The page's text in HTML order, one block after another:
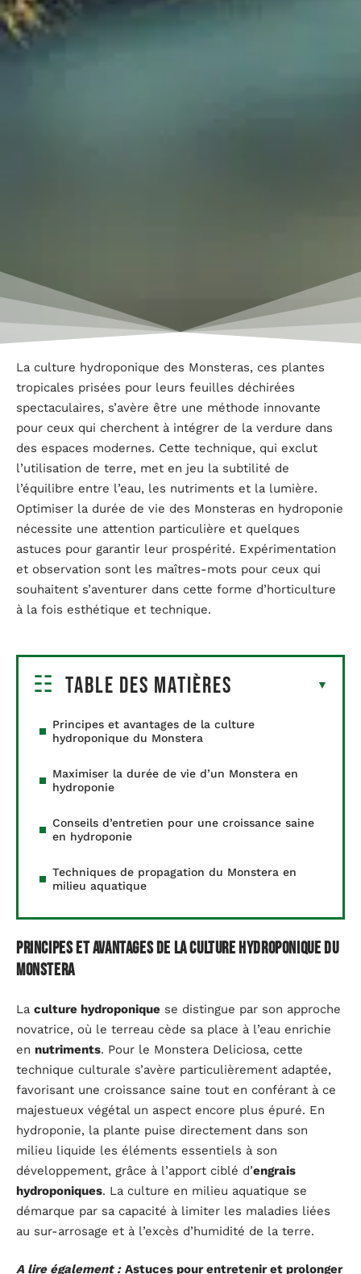
La culture hydroponique des Monsteras, ces plantes
tropicales prisées pour leurs feuilles déchirées
spectaculaires, s’avère être une méthode innovante
pour ceux qui cherchent à intégrer de la verdure dans
des espaces modernes. Cette technique, qui exclut
l’utilisation de terre, met en jeu la subtilité de
l’équilibre entre l’eau, les nutriments et la lumière.
Optimiser la durée de vie des Monsteras en hydroponie
nécessite une attention particulière et quelques
astuces pour garantir leur prospérité. Expérimentation
et observation sont les maîtres-mots pour ceux qui
souhaitent s’aventurer dans cette forme d’horticulture
à la fois esthétique et technique.
Table des matières
Principes et avantages de la culture
hydroponique du Monstera
Maximiser la durée de vie d’un Monstera en
hydroponie
Conseils d’entretien pour une croissance saine
en hydroponie
Techniques de propagation du Monstera en
milieu aquatique
Principes et avantages de la culture hydroponique du
Monstera
La culture hydroponique se distingue par son approche
novatrice, où le terreau cède sa place à l’eau enrichie
en nutriments. Pour le Monstera Deliciosa, cette
technique culturale s’avère particulièrement adaptée,
favorisant une croissance saine tout en conférant à ce
majestueux végétal un aspect encore plus épuré. En
hydroponie, la plante puise directement dans son
milieu liquide les éléments essentiels à son
développement, grâce à l’apport ciblé d’engrais
hydroponiques. La culture en milieu aquatique se
démarque par sa capacité à limiter les maladies liées
au sur-arrosage et à l’excès d’humidité de la terre.
A lire également : Astuces pour entretenir et prolonger